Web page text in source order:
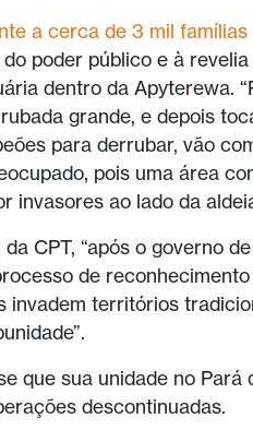
a cerca de 3 mil famílias
poder público e à
dentro da Apyterewa.
grande, e depois
para derrubar, vão
pois uma área
invasores ao lado da
CPT, “após o governo
de
invadem territórios
que sua unidade no Pará
descontinuadas.